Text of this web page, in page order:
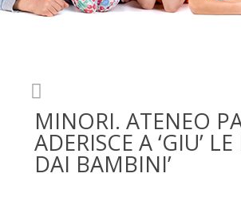
MINORI. ATENEO
ADERISCE A ‘GIU’
DAI BAMBINI’